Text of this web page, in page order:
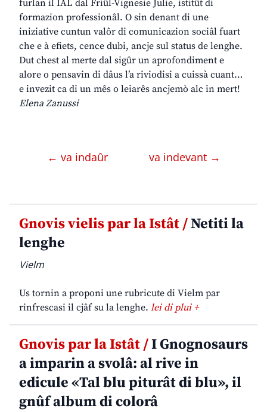
furlan il IAL dal Friûl-Vignesie Julie, istitût di
formazion professionâl. O sin denant di une
iniziative cuntun valôr di comunicazion sociâl fuart
che e à efiets, cence dubi, ancje sul status de lenghe.
Dut chest al merte dal sigûr un aprofondiment e
alore o pensavin di dâus l’a riviodisi a cuissà cuant…
e invezit ca di un mês o leiarês ancjemò alc in mert!
Elena Zanussi
← va indaûr va indevant →
Gnovis vielis par la Istât /Netiti la
lenghe
Vielm
Us tornin a proponi une rubricute di Vielm par
rinfrescasi il cjâf su la lenghe. lei di plui +
Gnovis par la Istât /I Gnognosaurs
a imparin a svolâ: al rive in
edicule «Tal blu piturât di blu», il
gnûf album di colorâ